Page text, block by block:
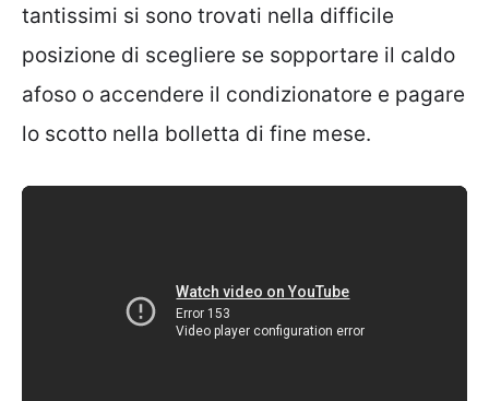
tantissimi si sono trovati nella difficile
posizione di scegliere se sopportare il caldo
afoso o accendere il condizionatore e pagare
lo scotto nella bolletta di fine mese.